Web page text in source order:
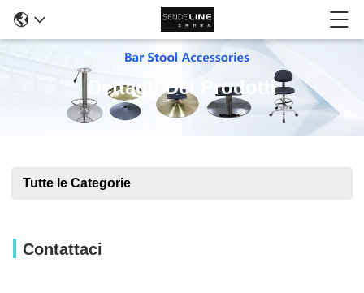
Dettagli Dei Prodotti
Tutte le Categorie
Contattaci